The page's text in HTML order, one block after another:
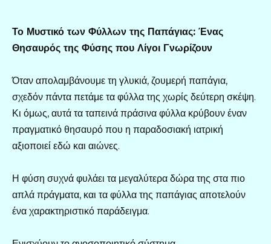
Το Μυστικό των Φύλλων της Παπάγιας: Ένας
Θησαυρός της Φύσης που Λίγοι Γνωρίζουν
Όταν απολαμβάνουμε τη γλυκιά, ζουμερή παπάγια,
σχεδόν πάντα πετάμε τα φύλλα της χωρίς δεύτερη σκέψη.
Κι όμως, αυτά τα ταπεινά πράσινα φύλλα κρύβουν έναν
πραγματικό θησαυρό που η παραδοσιακή ιατρική
αξιοποιεί εδώ και αιώνες.
Η φύση συχνά φυλάει τα μεγαλύτερα δώρα της στα πιο
απλά πράγματα, και τα φύλλα της παπάγιας αποτελούν
ένα χαρακτηριστικό παράδειγμα.